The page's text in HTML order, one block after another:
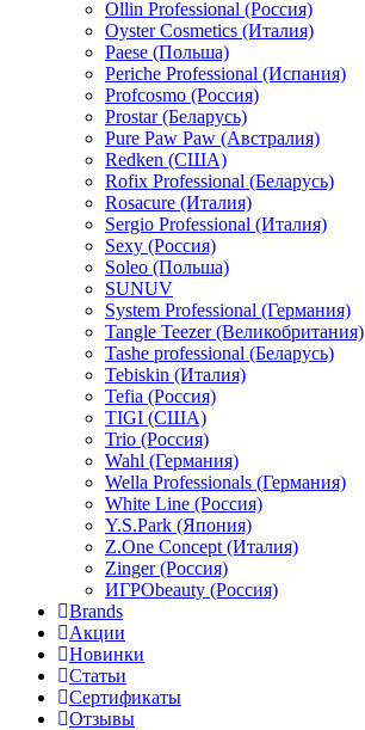
Ollin Professional (Россия)
Oyster Cosmetics (Италия)
Paese (Польша)
Periche Professional (Испания)
Profcosmo (Россия)
Prostar (Беларусь)
Pure Paw Paw (Австралия)
Redken (США)
Rofix Professional (Беларусь)
Rosacure (Италия)
Sergio Professional (Италия)
Sexy (Россия)
Soleo (Польша)
SUNUV
System Professional (Германия)
Tangle Teezer (Великобритания)
Tashe professional (Беларусь)
Tebiskin (Италия)
Tefia (Россия)
TIGI (США)
Trio (Россия)
Wahl (Германия)
Wella Professionals (Германия)
White Line (Россия)
Y.S.Park (Япония)
Z.One Concept (Италия)
Zinger (Россия)
ИГРОbeauty (Россия)
Brands
Акции
Новинки
Статьи
Сертификаты
Отзывы